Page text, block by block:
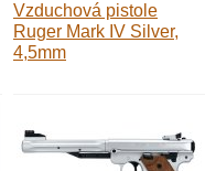
Vzduchová pistole
Ruger Mark IV Silver,
4,5mm